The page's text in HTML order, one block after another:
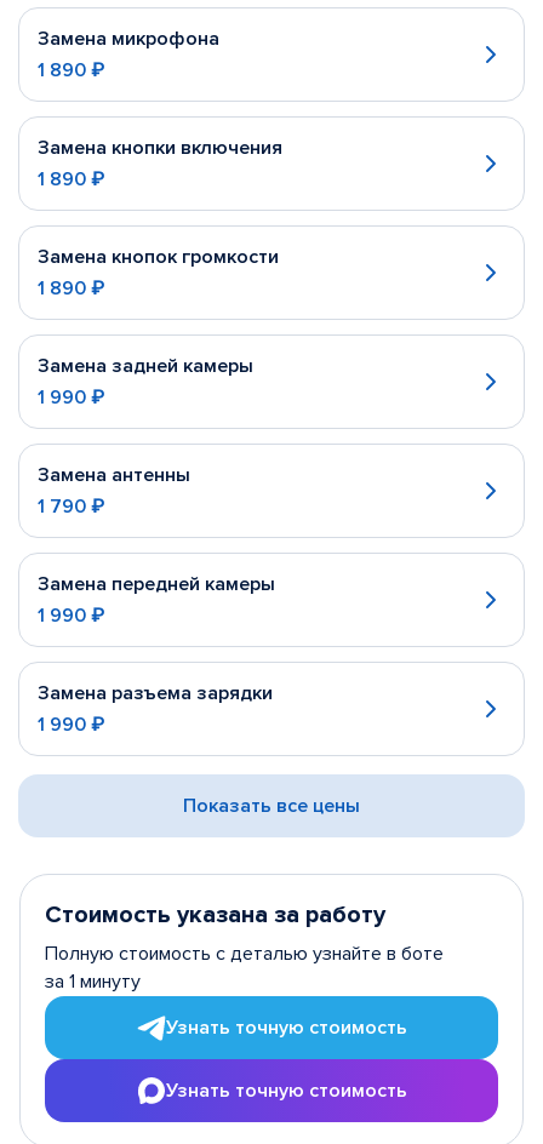
Замена микрофона
1 890 ₽
Замена кнопки включения
1 890 ₽
Замена кнопок громкости
1 890 ₽
Замена задней камеры
1 990 ₽
Замена антенны
1 790 ₽
Замена передней камеры
1 990 ₽
Замена разъема зарядки
1 990 ₽
Показать все цены
Стоимость указана за работу
Полную стоимость с деталью узнайте в боте
за 1 минуту
Узнать точную стоимость
Узнать точную стоимость